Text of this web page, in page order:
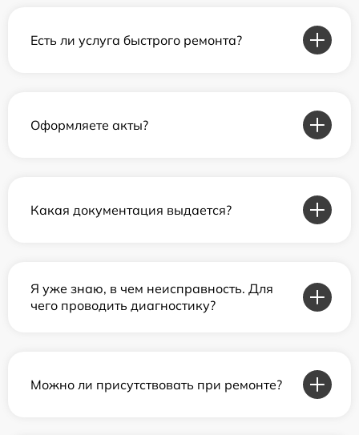
Есть ли услуга быстрого ремонта?
Оформляете акты?
Какая документация выдается?
Я уже знаю, в чем неисправность. Для
чего проводить диагностику?
Можно ли присутствовать при ремонте?